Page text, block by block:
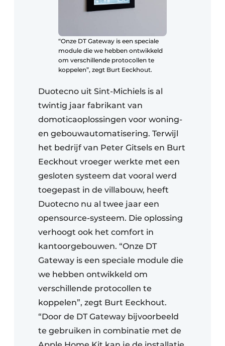
“Onze DT Gateway is een speciale
module die we hebben ontwikkeld
om verschillende protocollen te
koppelen”, zegt Burt Eeckhout.
Duotecno uit Sint-Michiels is al
twintig jaar fabrikant van
domoticaoplossingen voor woning-
en gebouwautomatisering. Terwijl
het bedrijf van Peter Gitsels en Burt
Eeckhout vroeger werkte met een
gesloten systeem dat vooral werd
toegepast in de villabouw, heeft
Duotecno nu al twee jaar een
opensource-systeem. Die oplossing
verhoogt ook het comfort in
kantoorgebouwen. “Onze DT
Gateway is een speciale module die
we hebben ontwikkeld om
verschillende protocollen te
koppelen”, zegt Burt Eeckhout.
“Door de DT Gateway bijvoorbeeld
te gebruiken in combinatie met de